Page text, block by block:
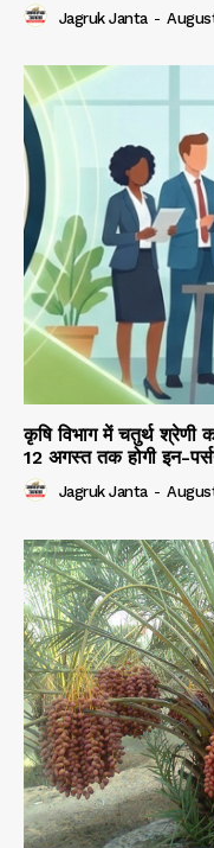
Jagruk Janta -
कृषि विभाग में चतुर्थ श्रेणी
12 अगस्त तक होगी इन-
Jagruk Janta -